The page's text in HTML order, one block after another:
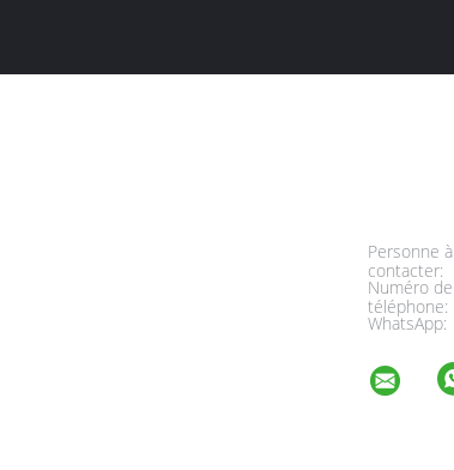
Personne à
contacter:
Numéro de
téléphone:
WhatsApp: